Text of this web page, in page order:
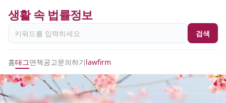
생활 속 법률정보
검색
홈태그면책공고문의하기lawfirm